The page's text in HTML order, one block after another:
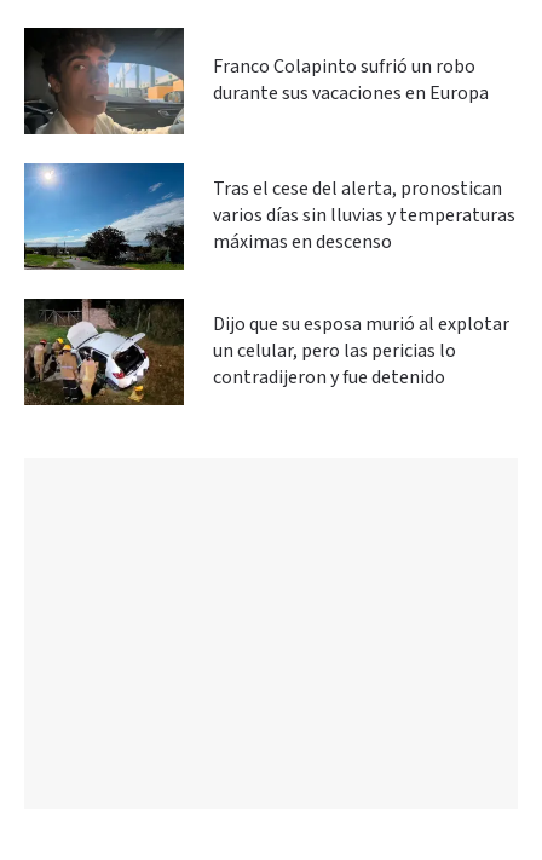
Franco Colapinto sufrió un robo
durante sus vacaciones en Europa
Tras el cese del alerta, pronostican
varios días sin lluvias y temperaturas
máximas en descenso
Dijo que su esposa murió al explotar
un celular, pero las pericias lo
contradijeron y fue detenido